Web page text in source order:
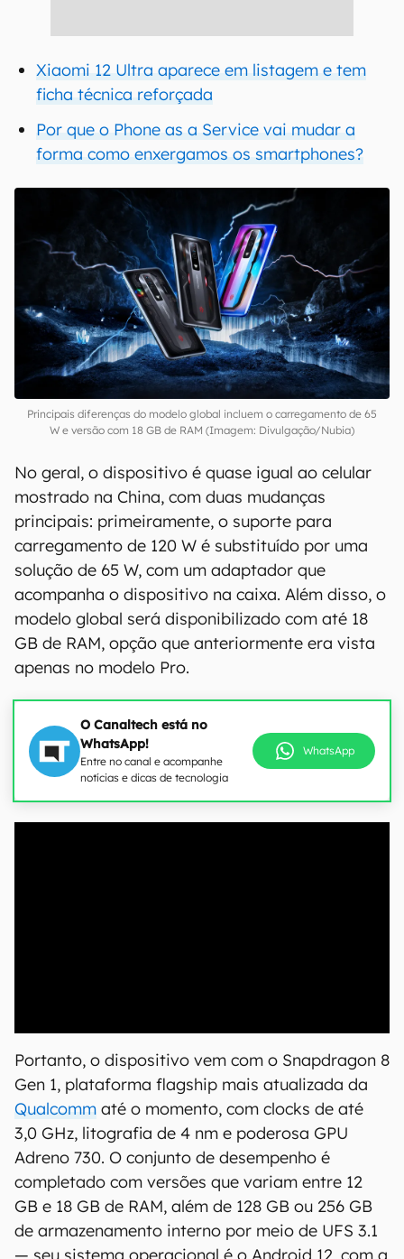
Xiaomi 12 Ultra aparece em listagem e tem
ficha técnica reforçada
Por que o Phone as a Service vai mudar a
forma como enxergamos os smartphones?
Principais diferenças do modelo global incluem o carregamento de 65
W e versão com 18 GB de RAM (Imagem: Divulgação/Nubia)
No geral, o dispositivo é quase igual ao celular
mostrado na China, com duas mudanças
principais: primeiramente, o suporte para
carregamento de 120 W é substituído por uma
solução de 65 W, com um adaptador que
acompanha o dispositivo na caixa. Além disso, o
modelo global será disponibilizado com até 18
GB de RAM, opção que anteriormente era vista
apenas no modelo Pro.
O Canaltech está no
WhatsApp!
Entre no canal e acompanhe
notícias e dicas de tecnologia
WhatsApp
Portanto, o dispositivo vem com o Snapdragon 8
Gen 1, plataforma flagship mais atualizada da
Qualcomm até o momento, com clocks de até
3,0 GHz, litografia de 4 nm e poderosa GPU
Adreno 730. O conjunto de desempenho é
completado com versões que variam entre 12
GB e 18 GB de RAM, além de 128 GB ou 256 GB
de armazenamento interno por meio de UFS 3.1